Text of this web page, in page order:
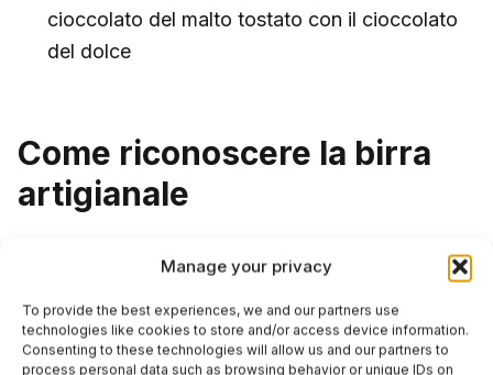
Manage your privacy
To provide the best experiences, we and our partners use
technologies like cookies to store and/or access device information.
Consenting to these technologies will allow us and our partners to
process personal data such as browsing behavior or unique IDs on
cioccolato del malto tostato con il cioccolato
del dolce
Come riconoscere la birra
artigianale
: “birra artigianale” per legge
birrificio indipendente
Torbidezza: una leggera torbidezza è normale